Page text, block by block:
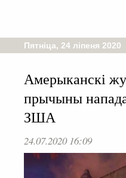
Пятніца, 24 ліпеня 2020
Амерыканскі
прычыны
ЗША
24.07.2020 16:09